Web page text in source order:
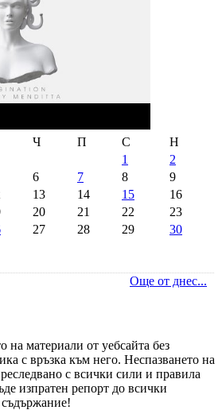
Ч П С
Н
1
2
6 7 8
9
13 14 15
16
20 21 22
23
27 28 29
30
Още от днес...
на материали от уебсайта без
с връзка към него. Неспазването на
с всички сили и правила
изпратен репорт до всички
съдържание!